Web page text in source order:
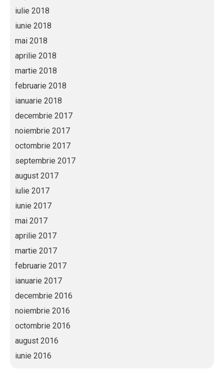
iulie 2018
iunie 2018
mai 2018
aprilie 2018
martie 2018
februarie 2018
ianuarie 2018
decembrie 2017
noiembrie 2017
octombrie 2017
septembrie 2017
august 2017
iulie 2017
iunie 2017
mai 2017
aprilie 2017
martie 2017
februarie 2017
ianuarie 2017
decembrie 2016
noiembrie 2016
octombrie 2016
august 2016
iunie 2016